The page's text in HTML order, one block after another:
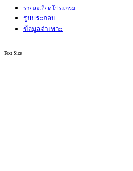
รายละเอียดโปรแกรม
รูปประกอบ
ข้อมูลจำเพาะ
Text Size